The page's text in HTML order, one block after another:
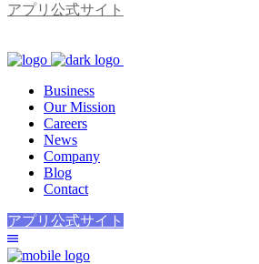
アプリ公式サイト
Business
Our Mission
Careers
News
Company
Blog
Contact
アプリ公式サイト